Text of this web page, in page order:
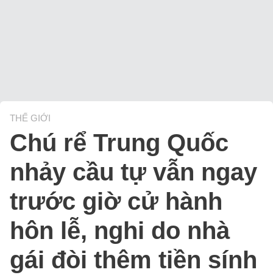
THẾ GIỚI
Chú rể Trung Quốc
nhảy cầu tự vẫn ngay
trước giờ cử hành
hôn lễ, nghi do nhà
gái đòi thêm tiền sính